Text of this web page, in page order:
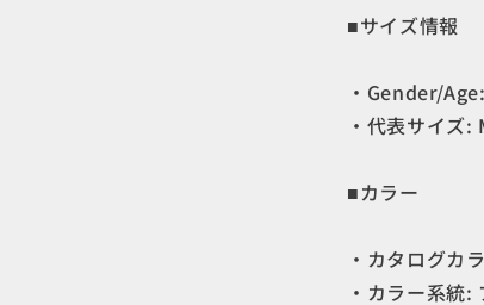
19821112
BLACK
BLACK
テ
シ
ー
ズ
■サイズ情報
・Gender/
・代表サイズ:
■カラー
・カタログカ
・カラー系統: